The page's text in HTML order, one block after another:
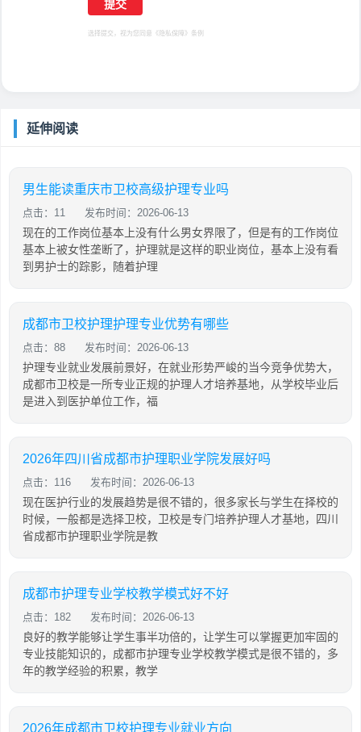
选择提交，视为您同意 《隐私保障》 条例
延伸阅读
男生能读重庆市卫校高级护理专业吗
点击：11 发布时间：2026-06-13
现在的工作岗位基本上没有什么男女界限了，但是有的工作岗位
基本上被女性垄断了，护理就是这样的职业岗位，基本上没有看
到男护士的踪影，随着护理
成都市卫校护理护理专业优势有哪些
点击：88 发布时间：2026-06-13
护理专业就业发展前景好，在就业形势严峻的当今竞争优势大，
成都市卫校是一所专业正规的护理人才培养基地，从学校毕业后
是进入到医护单位工作，福
2026年四川省成都市护理职业学院发展好吗
点击：116 发布时间：2026-06-13
现在医护行业的发展趋势是很不错的，很多家长与学生在择校的
时候，一般都是选择卫校，卫校是专门培养护理人才基地，四川
省成都市护理职业学院是教
成都市护理专业学校教学模式好不好
点击：182 发布时间：2026-06-13
良好的教学能够让学生事半功倍的，让学生可以掌握更加牢固的
专业技能知识的，成都市护理专业学校教学模式是很不错的，多
年的教学经验的积累，教学
2026年成都市卫校护理专业就业方向